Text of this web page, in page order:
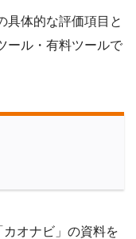
具体的な評価項目と
ール・有料ツールで
カオナビ」の資料を